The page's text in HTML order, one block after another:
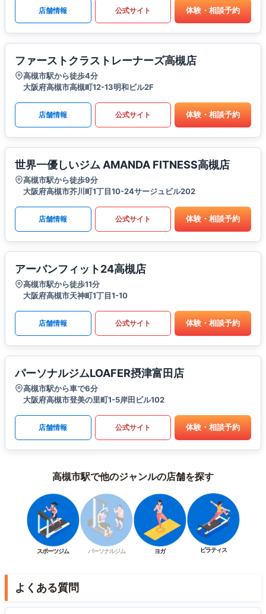
店舗情報 公式サイト 体験・相談予約
ファーストクラストレーナーズ高槻店
高槻市駅から徒歩4分
大阪府高槻市高槻町12-13明和ビル2F
店舗情報 公式サイト 体験・相談予約
世界一優しいジム AMANDA FITNESS高槻店
高槻市駅から徒歩9分
大阪府高槻市芥川町1丁目10-24サージュビル202
店舗情報 公式サイト 体験・相談予約
アーバンフィット24高槻店
高槻市駅から徒歩11分
大阪府高槻市天神町1丁目1-10
店舗情報 公式サイト 体験・相談予約
パーソナルジムLOAFER摂津富田店
高槻市駅から車で6分
大阪府高槻市登美の里町1-5岸田ビル102
店舗情報 公式サイト 体験・相談予約
高槻市駅で他のジャンルの店舗を探す
スポーツジム パーソナルジム ヨガ ピラティス
よくある質問